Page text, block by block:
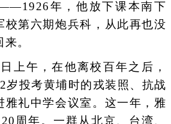
年，他放下课本南下
校第六期炮兵科，从此再也没
。
午，在他离校百年之后，
岁投考黄埔时的戎装照、抗战
雅礼中学会议室。这一年，雅
周年。一群从北京、台湾、